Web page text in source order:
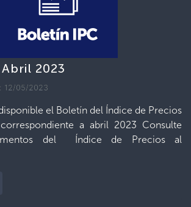
2023
12/05/2023
el Boletín del Índice de Precios
a abril 2023 Consulte
del Índice de Precios al